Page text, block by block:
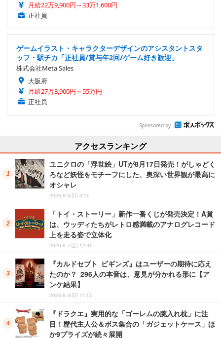
月給22万9,900円～33万1,600円
正社員
ゲームイラスト・キャラクターデザインのアシスタントスタ
ッフ・駅チカ「正社員/賞与年2回/ゲーム好き歓迎」
株式会社Meta Sales
大阪府
月給27万3,900円～55万円
正社員
Sponsored by
アクセスランキング
ユニクロの「浮世絵」UTが8月17日発売！がしゃどく
ろなど妖怪をモチーフにした、奥深い世界観が最高に
オシャレ
2026.8.9(日) 0:10
「トイ・ストーリー」新作一番くじが発売決定！A賞
は、ウッディたちがレトロ感満載のアナログレコード
上を走る姿で立体化
2026.8.7(金) 12:40
『カルドセプト ビギンズ』はユーザーの期待に応え
たのか？ 296人の本音は、意見が分かれる形に【ア
ンケ結果】
2026.8.9(日) 11:00
『ドラクエ』実用的な「ゴーレムの腕入れ枕」に注
目！歴代主人公＆ボス集合の「ガジェットケース」ほ
か9プライズが続々展開